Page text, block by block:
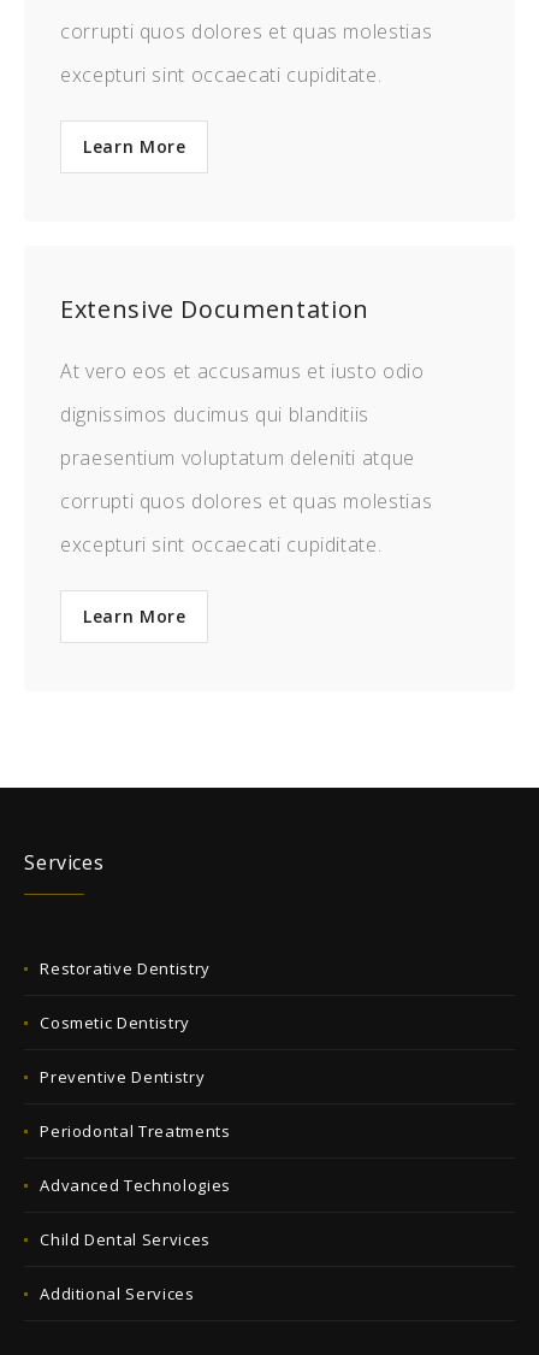
corrupti quos dolores et quas molestias
excepturi sint occaecati cupiditate.
Learn More
Extensive Documentation
At vero eos et accusamus et iusto odio
dignissimos ducimus qui blanditiis
praesentium voluptatum deleniti atque
corrupti quos dolores et quas molestias
excepturi sint occaecati cupiditate.
Learn More
Services
Restorative Dentistry
Cosmetic Dentistry
Preventive Dentistry
Periodontal Treatments
Advanced Technologies
Child Dental Services
Additional Services